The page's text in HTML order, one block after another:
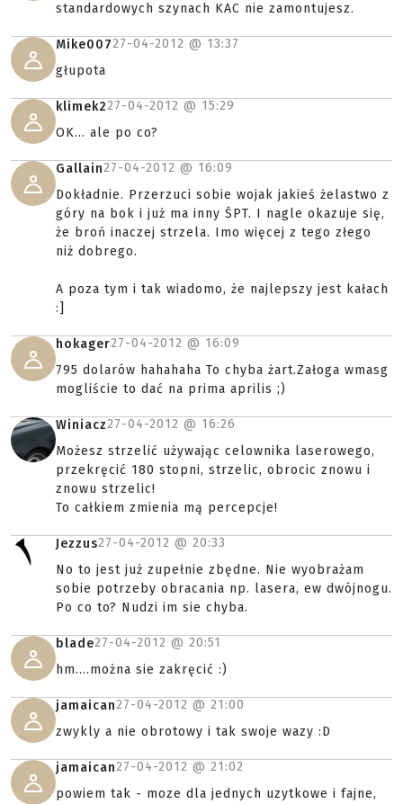
standardowych szynach KAC nie zamontujesz.
Mike00727-04-2012 @ 13:37
głupota
klimek227-04-2012 @ 15:29
OK... ale po co?
Gallain27-04-2012 @ 16:09
Dokładnie. Przerzuci sobie wojak jakieś żelastwo z
góry na bok i już ma inny ŚPT. I nagle okazuje się,
że broń inaczej strzela. Imo więcej z tego złego
niż dobrego.
A poza tym i tak wiadomo, że najlepszy jest kałach
:]
hokager27-04-2012 @ 16:09
795 dolarów hahahaha To chyba żart.Załoga wmasg
mogliście to dać na prima aprilis ;)
Winiacz27-04-2012 @ 16:26
Możesz strzelić używając celownika laserowego,
przekręcić 180 stopni, strzelic, obrocic znowu i
znowu strzelic!
To całkiem zmienia mą percepcje!
Jezzus27-04-2012 @ 20:33
No to jest już zupełnie zbędne. Nie wyobrażam
sobie potrzeby obracania np. lasera, ew dwójnogu.
Po co to? Nudzi im sie chyba.
blade27-04-2012 @ 20:51
hm....można sie zakręcić :)
jamaican27-04-2012 @ 21:00
zwykly a nie obrotowy i tak swoje wazy :D
jamaican27-04-2012 @ 21:02
powiem tak - moze dla jednych uzytkowe i fajne,